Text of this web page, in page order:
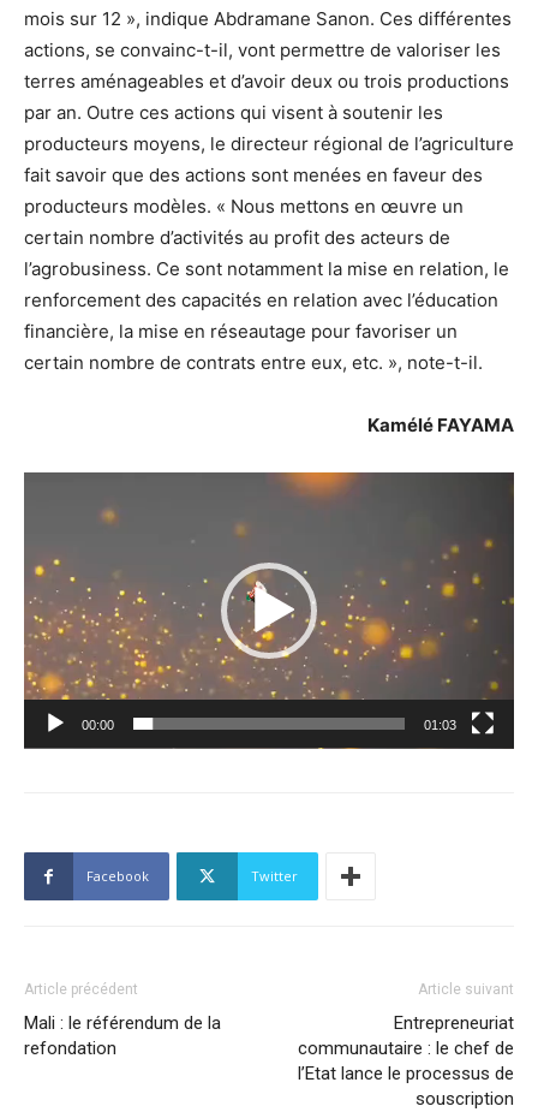
mois sur 12 », indique Abdramane Sanon. Ces différentes
actions, se convainc-t-il, vont permettre de valoriser les
terres aménageables et d’avoir deux ou trois productions
par an. Outre ces actions qui visent à soutenir les
producteurs moyens, le directeur régional de l’agriculture
fait savoir que des actions sont menées en faveur des
producteurs modèles. « Nous mettons en œuvre un
certain nombre d’activités au profit des acteurs de
l’agrobusiness. Ce sont notamment la mise en relation, le
renforcement des capacités en relation avec l’éducation
financière, la mise en réseautage pour favoriser un
certain nombre de contrats entre eux, etc. », note-t-il.
Kamélé FAYAMA
Lecteur
00:00 01:03
Facebook Twitter
Article précédent
Mali : le référendum de la
refondation
Article suivant
Entrepreneuriat
communautaire : le chef de
l’Etat lance le processus de
souscription